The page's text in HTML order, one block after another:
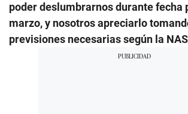
poder deslumbrarnos durante fecha
marzo, y nosotros apreciarlo
previsiones necesarias según la